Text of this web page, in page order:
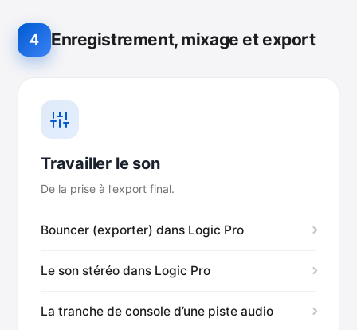
4 Enregistrement, mixage et export
Travailler le son
De la prise à l’export final.
Bouncer (exporter) dans Logic Pro
Le son stéréo dans Logic Pro
La tranche de console d’une piste audio